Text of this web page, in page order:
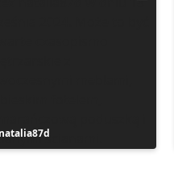
Post
natalia87d